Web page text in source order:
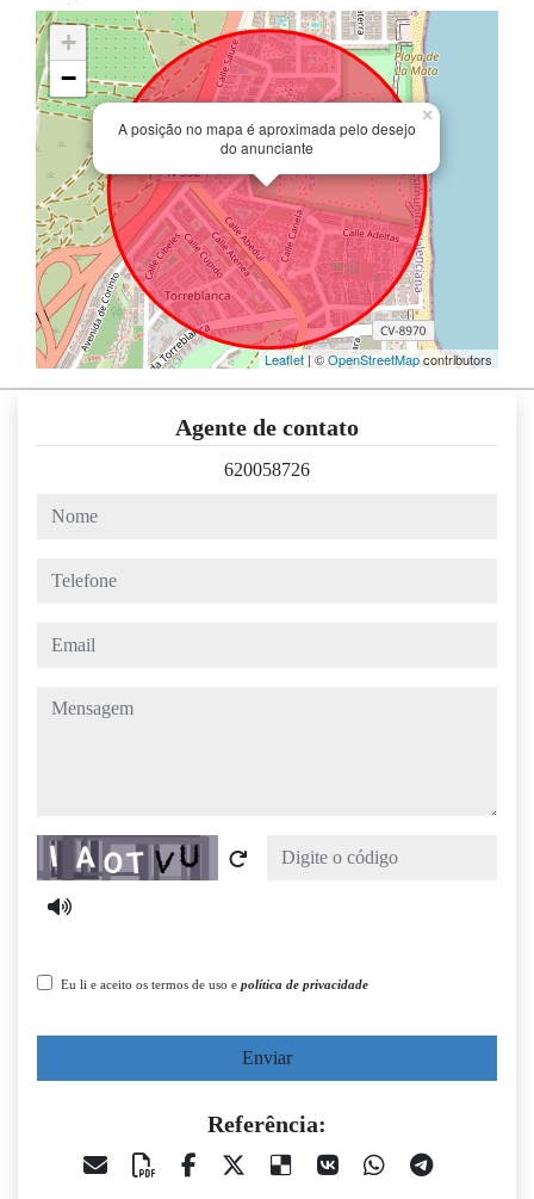
A posição no mapa é aproximada pelo desejo
do anunciante
×
+
−
Leaflet| ©OpenStreetMapcontributors
Agente de contato
620058726
nome
telefone
email
mensagem
Captcha
Eu li e aceito os termos de uso e política de privacidade
Enviar
Referência: